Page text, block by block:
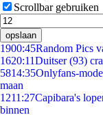
Scrollbar gebruiken
opslaan
1900:45Random Pics
1620:11Duitser (93)
5814:35Onlyfans-
maan
1211:27Capibara's
binnen